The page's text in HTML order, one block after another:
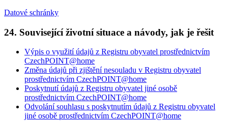
Datové schránky
24. Související životní situace a návody, jak je řešit
Výpis o využití údajů z Registru obyvatel prostřednictvím
CzechPOINT@home
Změna údajů při zjištění nesouladu v Registru obyvatel
prostřednictvím CzechPOINT@home
Poskytnutí údajů z Registru obyvatel jiné osobě
prostřednictvím CzechPOINT@home
Odvolání souhlasu s poskytnutím údajů z Registru obyvatel
jiné osobě prostřednictvím CzechPOINT@home